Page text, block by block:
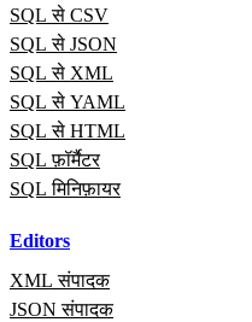
SQL से CSV
SQL से JSON
SQL से XML
SQL से YAML
SQL से HTML
SQL फ़ॉर्मैटर
SQL मिनिफ़ायर
Editors
XML संपादक
JSON संपादक